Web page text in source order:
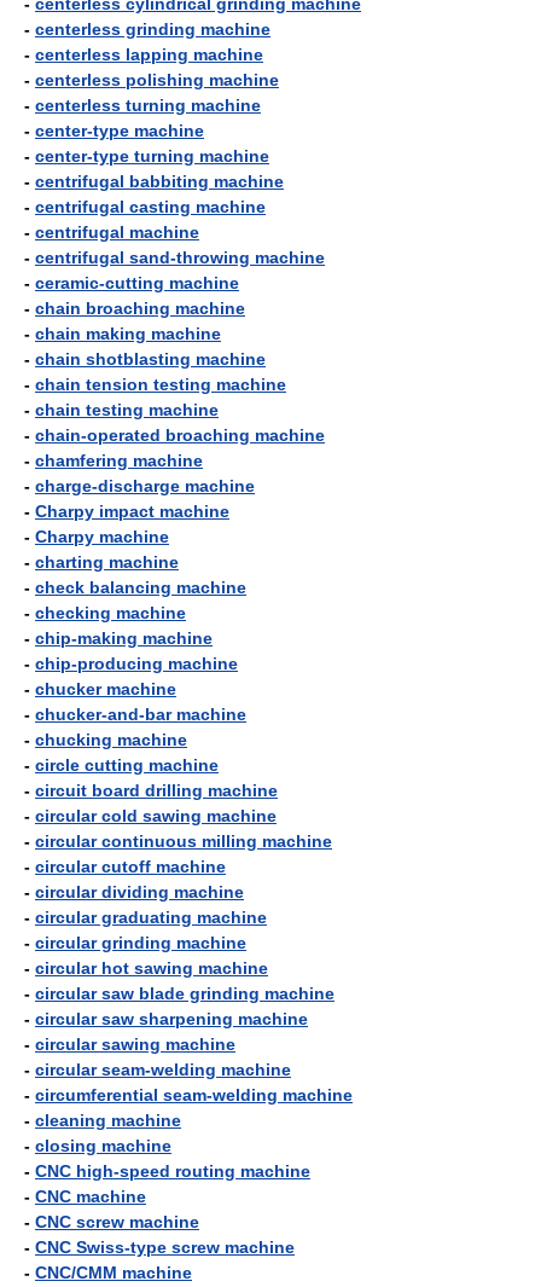
- centerless grinding machine
- centerless lapping machine
- centerless polishing machine
- centerless turning machine
- center-type machine
- center-type turning machine
- centrifugal babbiting machine
- centrifugal casting machine
- centrifugal machine
- centrifugal sand-throwing machine
- ceramic-cutting machine
- chain broaching machine
- chain making machine
- chain shotblasting machine
- chain tension testing machine
- chain testing machine
- chain-operated broaching machine
- chamfering machine
- charge-discharge machine
- Charpy impact machine
- Charpy machine
- charting machine
- check balancing machine
- checking machine
- chip-making machine
- chip-producing machine
- chucker machine
- chucker-and-bar machine
- chucking machine
- circle cutting machine
- circuit board drilling machine
- circular cold sawing machine
- circular continuous milling machine
- circular cutoff machine
- circular dividing machine
- circular graduating machine
- circular grinding machine
- circular hot sawing machine
- circular saw blade grinding machine
- circular saw sharpening machine
- circular sawing machine
- circular seam-welding machine
- circumferential seam-welding machine
- cleaning machine
- closing machine
- CNC high-speed routing machine
- CNC machine
- CNC screw machine
- CNC Swiss-type screw machine
- CNC/CMM machine